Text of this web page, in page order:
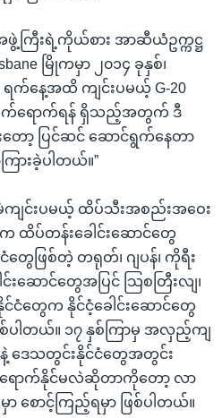
ကြီးရဲ့ကိုယ်စား အာဆီယံဥက္ကဋ္ဌ
မြိုကမှာ ၂၀၁၄ ခုနှစ်၊
က်နေ့အထိ ကျင်းပမယ့် G-20
ရောက်ရန် ရှိသည့်အတွက် ဒီ
ော့ ပြင်ဆင် ဆောင်ရွက်နေတာ
ားခဲ့ပါတယ်။”
မံကျင်းပမယ့် ထိပ်သီးအစည်းအဝေး
ထိပ်တန်းခေါင်းဆောင်တွေ
ဖြစ်တဲ့ တရုတ်၊ ဂျပန်၊ ကိုရီး
းဆောင်တွေအပြင် သြစတြီးလျ၊
င်ငံတွေက နိုင်ငံ့ခေါင်းဆောင်တွေ
ပါတယ်။ ၁၇ နှစ်ကြာမှ အလှည့်ကျ
ေနဲ့ ဒေသတွင်းနိုင်ငံတွေအတွင်း
ာက်နိုင်မလဲဆိုတာကိုတော့ လာ
ောင့်ကြည့်ရမှာ ဖြစ်ပါတယ်။